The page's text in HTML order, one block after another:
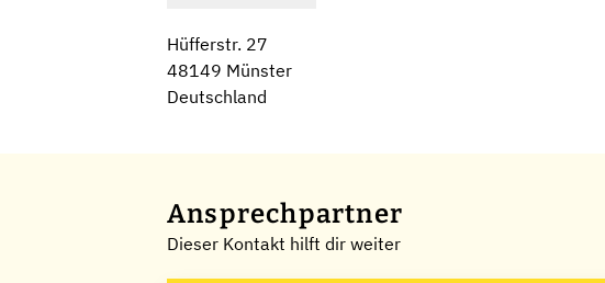
Hüfferstr. 27
48149 Münster
Deutschland
Ansprechpartner
Dieser Kontakt hilft dir weiter